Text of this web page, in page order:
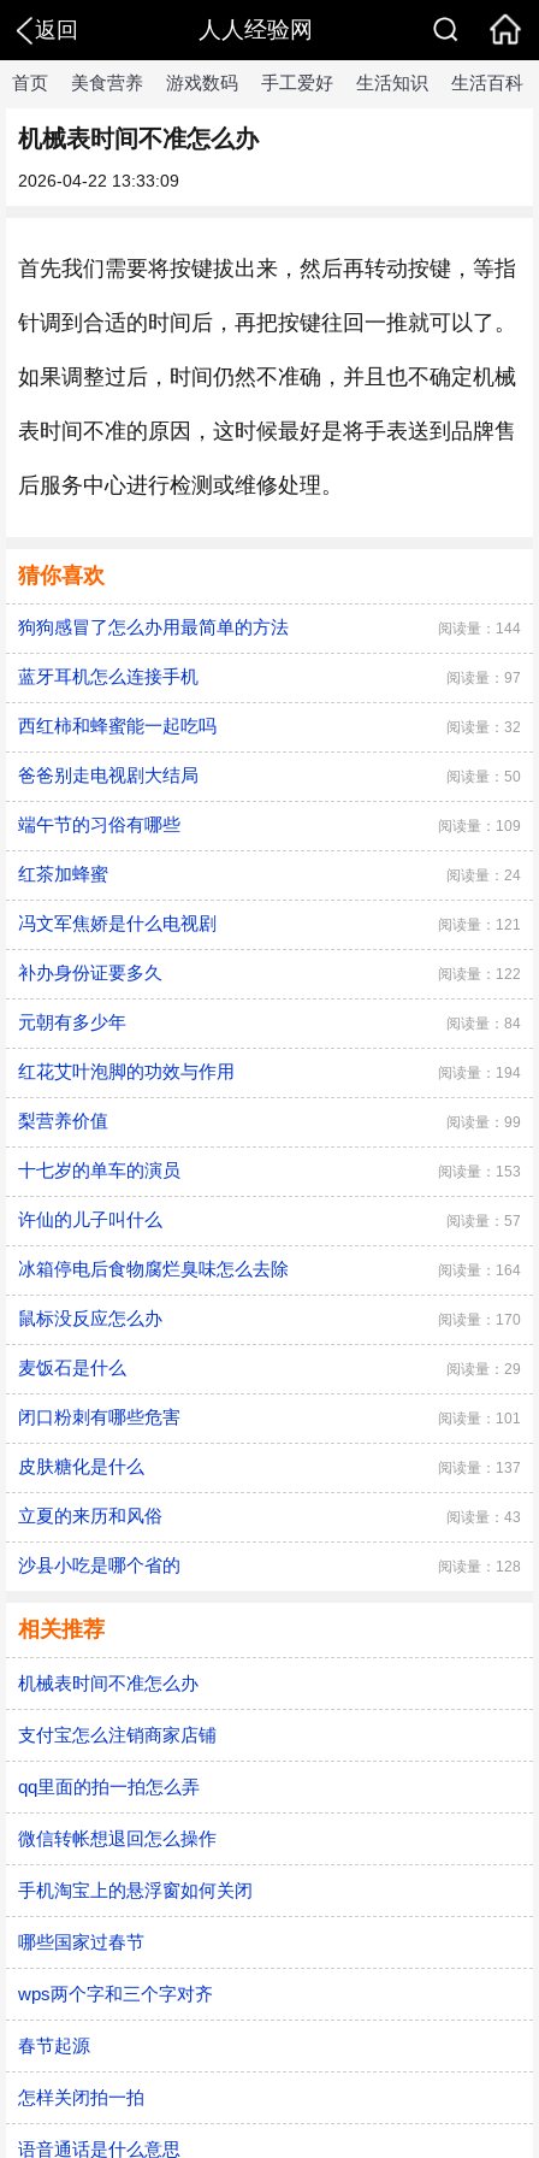
返回 人人经验网
首页 美食营养 游戏数码 手工爱好 生活知识 生活百科
机械表时间不准怎么办
2026-04-22 13:33:09
首先我们需要将按键拔出来，然后再转动按键，等指
针调到合适的时间后，再把按键往回一推就可以了。
如果调整过后，时间仍然不准确，并且也不确定机械
表时间不准的原因，这时候最好是将手表送到品牌售
后服务中心进行检测或维修处理。
猜你喜欢
狗狗感冒了怎么办用最简单的方法 阅读量：144
蓝牙耳机怎么连接手机 阅读量：97
西红柿和蜂蜜能一起吃吗 阅读量：32
爸爸别走电视剧大结局 阅读量：50
端午节的习俗有哪些 阅读量：109
红茶加蜂蜜 阅读量：24
冯文军焦娇是什么电视剧 阅读量：121
补办身份证要多久 阅读量：122
元朝有多少年 阅读量：84
红花艾叶泡脚的功效与作用 阅读量：194
梨营养价值 阅读量：99
十七岁的单车的演员 阅读量：153
许仙的儿子叫什么 阅读量：57
冰箱停电后食物腐烂臭味怎么去除 阅读量：164
鼠标没反应怎么办 阅读量：170
麦饭石是什么 阅读量：29
闭口粉刺有哪些危害 阅读量：101
皮肤糖化是什么 阅读量：137
立夏的来历和风俗 阅读量：43
沙县小吃是哪个省的 阅读量：128
相关推荐
机械表时间不准怎么办
支付宝怎么注销商家店铺
qq里面的拍一拍怎么弄
微信转帐想退回怎么操作
手机淘宝上的悬浮窗如何关闭
哪些国家过春节
wps两个字和三个字对齐
春节起源
怎样关闭拍一拍
语音通话是什么意思